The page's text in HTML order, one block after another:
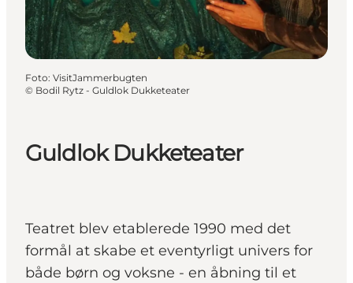
Guldlok Dukketeater
Teatret blev etablerede 1990 med det
formål at skabe et eventyrligt univers for
både børn og voksne - en åbning til et
Foto: VisitJammerbugten
© Bodil Rytz - Guldlok Dukketeater